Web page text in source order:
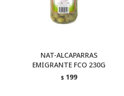
NAT-ALCAPARRAS
EMIGRANTE FCO 230G
$ 199